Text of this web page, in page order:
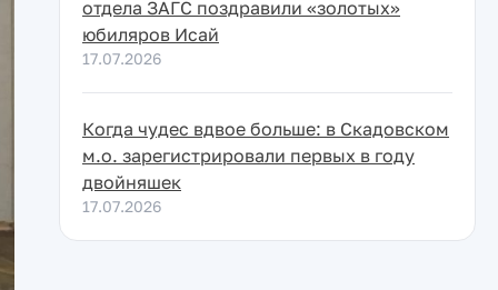
отдела ЗАГС поздравили «золотых»
юбиляров Исай
17.07.2026
Когда чудес вдвое больше: в Скадовском
м.о. зарегистрировали первых в году
двойняшек
17.07.2026